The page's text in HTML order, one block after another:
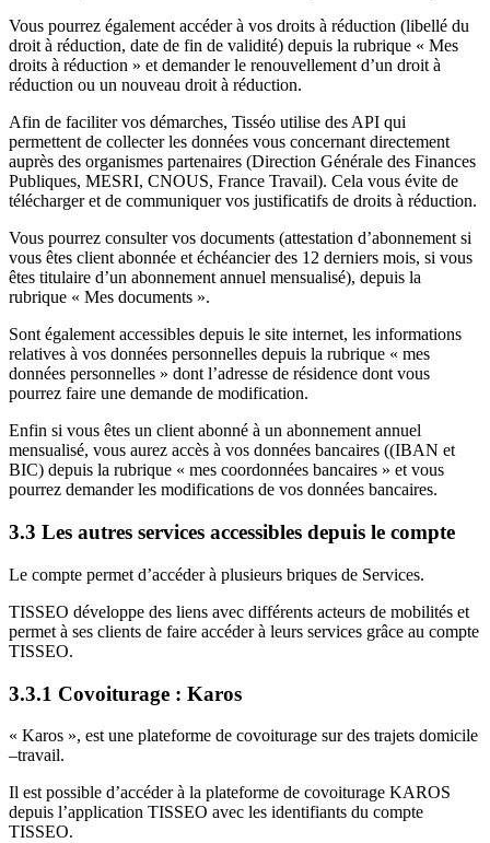
Vous pourrez également accéder à vos droits à réduction (libellé du
droit à réduction, date de fin de validité) depuis la rubrique « Mes
droits à réduction » et demander le renouvellement d’un droit à
réduction ou un nouveau droit à réduction.
Afin de faciliter vos démarches, Tisséo utilise des API qui
permettent de collecter les données vous concernant directement
auprès des organismes partenaires (Direction Générale des Finances
Publiques, MESRI, CNOUS, France Travail). Cela vous évite de
télécharger et de communiquer vos justificatifs de droits à réduction.
Vous pourrez consulter vos documents (attestation d’abonnement si
vous êtes client abonnée et échéancier des 12 derniers mois, si vous
êtes titulaire d’un abonnement annuel mensualisé), depuis la
rubrique « Mes documents ».
Sont également accessibles depuis le site internet, les informations
relatives à vos données personnelles depuis la rubrique « mes
données personnelles » dont l’adresse de résidence dont vous
pourrez faire une demande de modification.
Enfin si vous êtes un client abonné à un abonnement annuel
mensualisé, vous aurez accès à vos données bancaires ((IBAN et
BIC) depuis la rubrique « mes coordonnées bancaires » et vous
pourrez demander les modifications de vos données bancaires.
3.3 Les autres services accessibles depuis le compte
Le compte permet d’accéder à plusieurs briques de Services.
TISSEO développe des liens avec différents acteurs de mobilités et
permet à ses clients de faire accéder à leurs services grâce au compte
TISSEO.
3.3.1 Covoiturage : Karos
« Karos », est une plateforme de covoiturage sur des trajets domicile
–travail.
Il est possible d’accéder à la plateforme de covoiturage KAROS
depuis l’application TISSEO avec les identifiants du compte
TISSEO.